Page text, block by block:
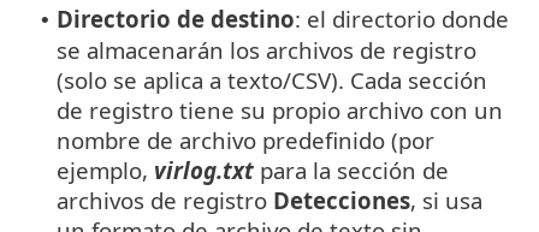
• Directorio de destino: el directorio donde
se almacenarán los archivos de registro
(solo se aplica a texto/CSV). Cada sección
de registro tiene su propio archivo con un
nombre de archivo predefinido (por
ejemplo, virlog.txt para la sección de
archivos de registro Detecciones, si usa